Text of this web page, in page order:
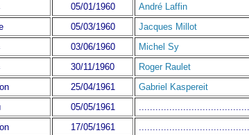
05/01/1960 André Laffin
05/03/1960 Jacques Millot
03/06/1960 Michel Sy
30/11/1960 Roger Raulet
25/04/1961 Gabriel Kaspereit
05/05/1961
17/05/1961